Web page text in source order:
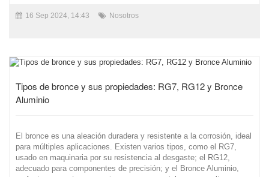
16 Sep 2024, 14:43 Nosotros
Tipos de bronce y sus propiedades: RG7, RG12 y Bronce
Aluminio
El bronce es una aleación duradera y resistente a la corrosión, ideal
para múltiples aplicaciones. Existen varios tipos, como el RG7,
usado en maquinaria por su resistencia al desgaste; el RG12,
adecuado para componentes de precisión; y el Bronce Aluminio,